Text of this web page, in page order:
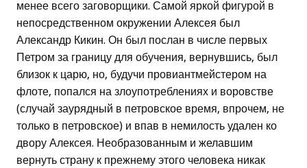
менее всего заговорщики. Самой яркой фигурой в
непосредственном окружении Алексея был
Александр Кикин. Он был послан в числе первых
Петром за границу для обучения, вернувшись, был
близок к царю, но, будучи провиантмейстером на
флоте, попался на злоупотреблениях и воровстве
(случай заурядный в петровское время, впрочем, не
только в петровское) и впав в немилость удален ко
двору Алексея. Необразованным и желавшим
вернуть страну к прежнему этого человека никак